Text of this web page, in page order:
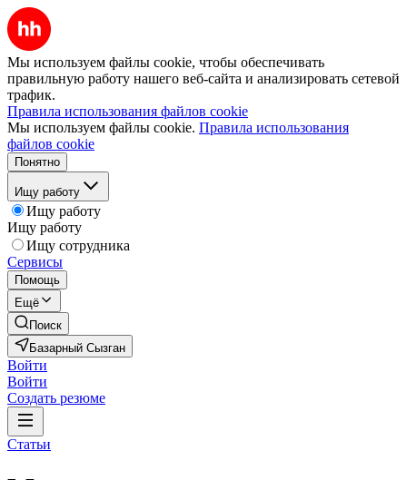
Мы используем файлы cookie, чтобы обеспечивать
правильную работу нашего веб-сайта и анализировать сетевой
трафик.
Правила использования файлов cookie
Мы используем файлы cookie. Правила использования
файлов cookie
Понятно
Ищу работу
Ищу работу
Ищу работу
Ищу сотрудника
Сервисы
Помощь
Ещё
Поиск
Базарный Сызган
Войти
Войти
Создать резюме
Статьи